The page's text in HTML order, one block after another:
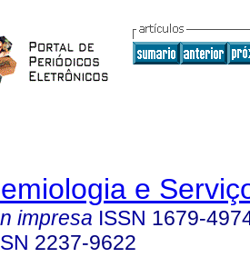
e
impresa ISSN 1679-
2237-9622